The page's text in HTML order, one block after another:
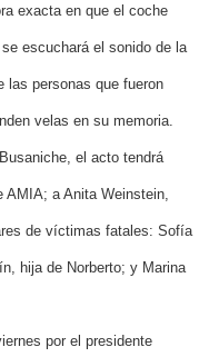
exacta en que el coche
escuchará el sonido de la
las personas que fueron
velas en su memoria.
el acto tendrá
a Anita Weinstein,
de víctimas fatales: Sofía
hija de Norberto; y Marina
por el presidente